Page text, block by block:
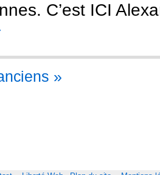
C’est ICI
»